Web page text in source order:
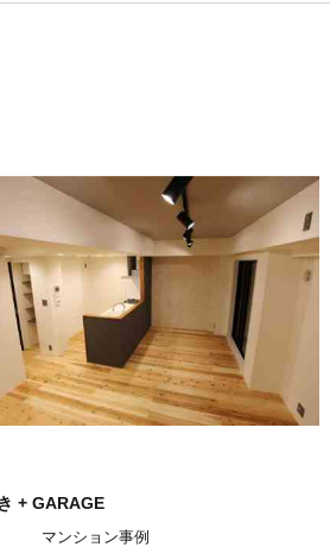
+ GARAGE
マンション事例